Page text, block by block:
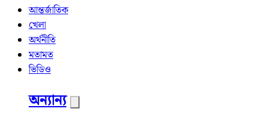
আন্তর্জাতিক
খেলা
অর্থনীতি
মতামত
ভিডিও
অন্যান্য